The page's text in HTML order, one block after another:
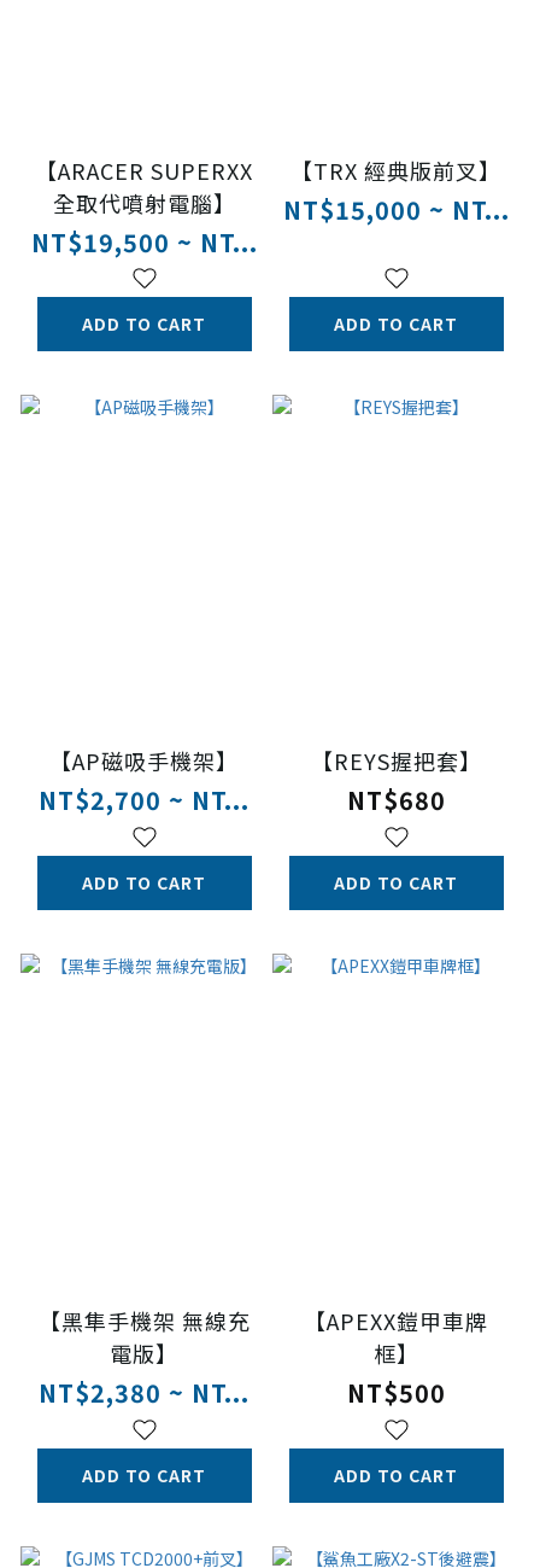
【ARACER SUPERXX
全取代噴射電腦】
NT$19,500 ~ NT...
ADD TO CART
【TRX 經典版前叉】
NT$15,000 ~ NT...
ADD TO CART
【AP磁吸手機架】
NT$2,700 ~ NT...
ADD TO CART
【REYS握把套】
NT$680
ADD TO CART
【黑隼手機架 無線充
電版】
NT$2,380 ~ NT...
ADD TO CART
【APEXX鎧甲車牌
框】
NT$500
ADD TO CART